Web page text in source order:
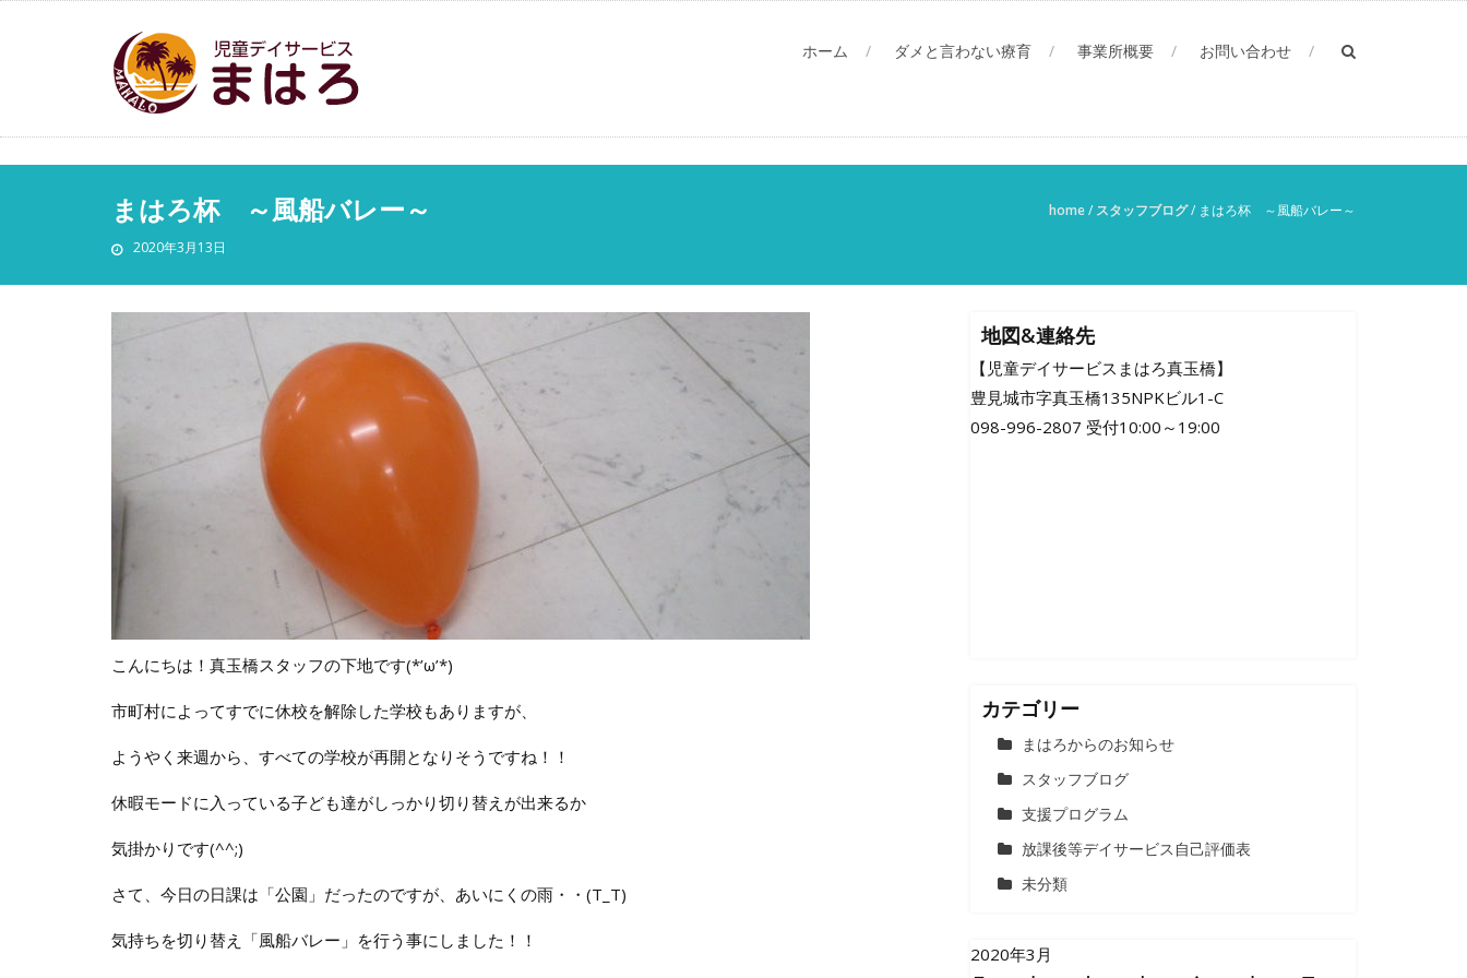
ホーム ダメと言わない療育 事業所概要 お問い合わせ
まはろ杯 ～風船バレー～
2020年3月13日
home/ スタッフブログ/ まはろ杯 ～風船バレー～
こんにちは！真玉橋スタッフの下地です(*’ω’*)
市町村によってすでに休校を解除した学校もありますが、
ようやく来週から、すべての学校が再開となりそうですね！！
休暇モードに入っている子ども達がしっかり切り替えが出来るか
気掛かりです(^^;)
さて、今日の日課は「公園」だったのですが、あいにくの雨・・(T_T)
気持ちを切り替え「風船バレー」を行う事にしました！！
地図&連絡先
【児童デイサービスまはろ真玉橋】
豊見城市字真玉橋135NPKビル1-C
098-996-2807 受付10:00～19:00
カテゴリー
まはろからのお知らせ
スタッフブログ
支援プログラム
放課後等デイサービス自己評価表
未分類
2020年3月